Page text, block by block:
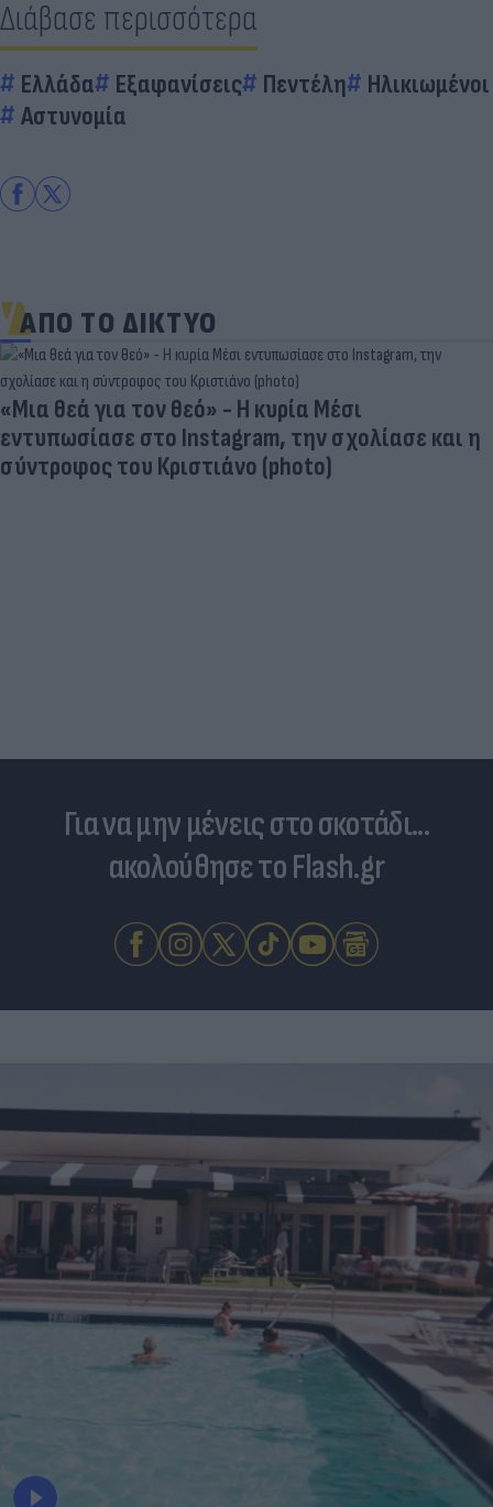
Διάβασε περισσότερα
Ελλάδα Εξαφανίσεις Πεντέλη
Ηλικιωμένοι
Αστυνομία
ΑΠΟ ΤΟ ΔΙΚΤΥΟ
«Μια θεά για τον θεό» - Η κυρία Μέσι
εντυπωσίασε στο Instagram, την σχολίασε και η
σύντροφος του Κριστιάνο (photo)
Για να μην μένεις στο σκοτάδι...
ακολούθησε το Flash.gr